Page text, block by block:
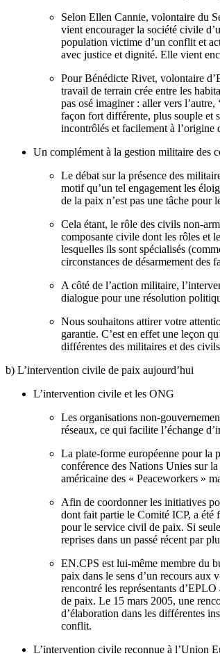
Selon Ellen Cannie, volontaire du
vient encourager la société civile
population victime d’un conflit et
avec justice et dignité. Elle vient
Pour Bénédicte Rivet, volontaire
travail de terrain crée entre les
pas osé imaginer : aller vers
façon fort différente, plus souple et
incontrôlés et facilement à l’origine
Un complément à la gestion militaire des
Le débat sur la présence des
motif qu’un tel engagement les
de la paix n’est pas une tâche pour
Cela étant, le rôle des civils non-
composante civile dont les rôles et
lesquelles ils sont spécialisés
circonstances de désarmement des
A côté de l’action militaire,
dialogue pour une résolution
Nous souhaitons attirer votre
garantie. C’est en effet une leçon
différentes des militaires et des
b) L’intervention civile de paix aujourd’hui
L’intervention civile et les ONG
Les organisations non-
réseaux, ce qui facilite l’échange
La plate-forme européenne pour la
conférence des Nations Unies sur
américaine des « Peaceworkers »
Afin de coordonner les initiatives
dont fait partie le Comité ICP, a été
pour le service civil de paix. Si
reprises dans un passé récent par
EN.CPS est lui-même membre du
paix dans le sens d’un recours aux
rencontré les représentants
de paix. Le 15 mars 2005, une
d’élaboration dans les différentes
conflit.
L’intervention civile reconnue à l’Union